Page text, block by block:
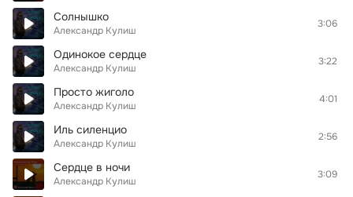
Солнышко
Александр Кулиш
3:06
Одинокое сердце
Александр Кулиш
3:22
Просто жиголо
Александр Кулиш
4:01
Иль силенцио
Александр Кулиш
2:56
Сердце в ночи
Александр Кулиш
3:09